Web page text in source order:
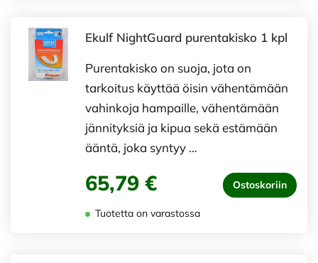
Ekulf NightGuard purentakisko 1 kpl
Purentakisko on suoja, jota on
tarkoitus käyttää öisin vähentämään
vahinkoja hampaille, vähentämään
jännityksiä ja kipua sekä estämään
ääntä, joka syntyy …
65,79 € Ostoskoriin
Tuotetta on varastossa